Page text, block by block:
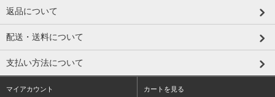
返品について
配送・送料について
支払い方法について
マイアカウント カートを見る